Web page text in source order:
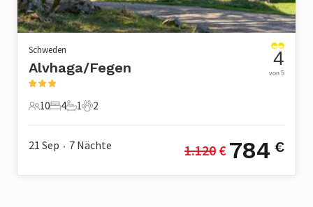
Schweden
Alvhaga/Fegen
10 Gäste
10
4 Schlafzimmer
4
1 Badezimmer
1
2 Haustiere
2
4
von 5
21 Sep • 7 Nächte 1.120 € 784 €